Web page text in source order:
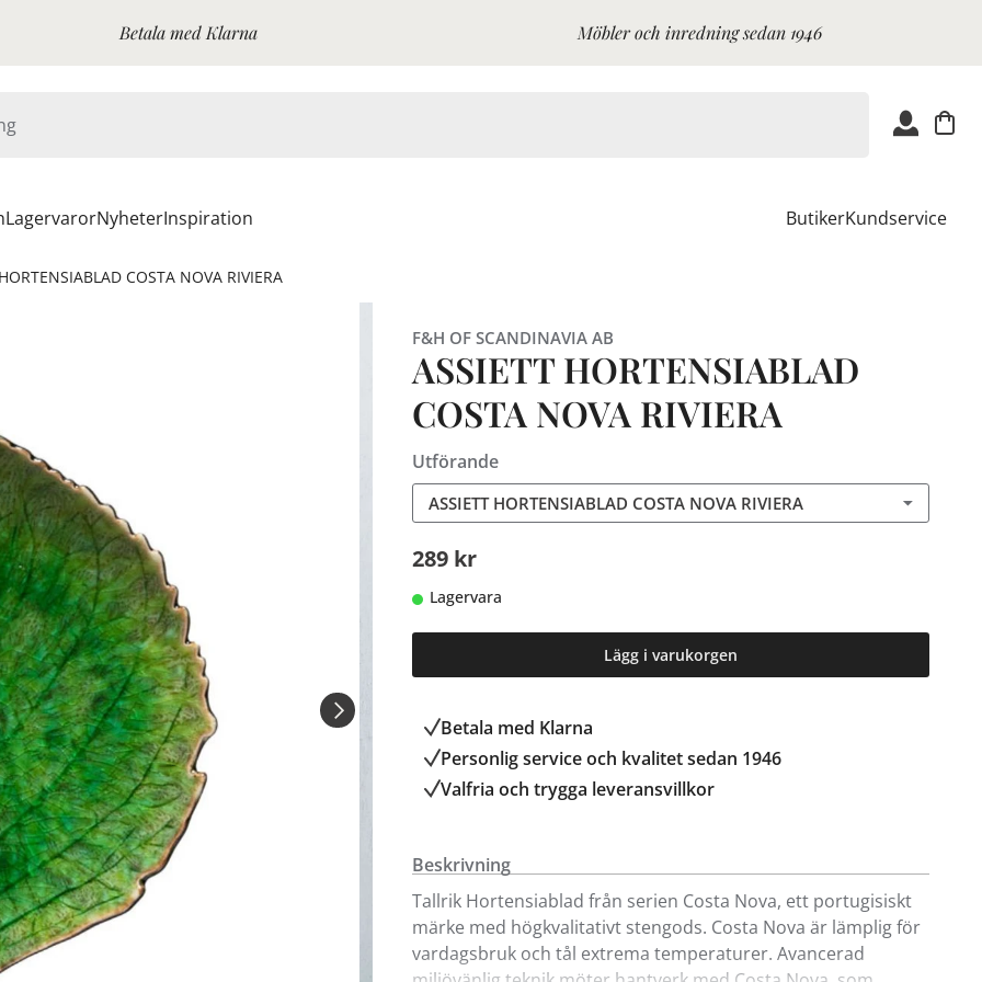
Betala med Klarna Möbler och inredning sedan 1946
LagervarorNyheterInspiration ButikerKundservice
COSTA NOVA RIVIERA
F&H OF SCANDINAVIA AB
ASSIETT HORTENSIABLAD
COSTA NOVA RIVIERA
Utförande
ASSIETT HORTENSIABLAD COSTA NOVA RIVIERA
289 kr
Lagervara
Lägg i varukorgen
Betala med Klarna
Personlig service och kvalitet sedan 1946
Valfria och trygga leveransvillkor
Beskrivning
Tallrik Hortensiablad från serien Costa Nova, ett portugisiskt
märke med högkvalitativt stengods. Costa Nova är lämplig för
vardagsbruk och tål extrema temperaturer. Avancerad